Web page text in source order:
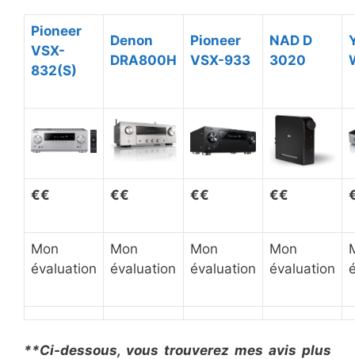
Pioneer
VSX-
832(S)
Denon
DRA800H
Pioneer
VSX-933
NAD D
3020
€€ €€ €€ €€
Mon
évaluation
Mon
évaluation
Mon
évaluation
Mon
évaluation
**Ci-dessous, vous trouverez mes avis plus